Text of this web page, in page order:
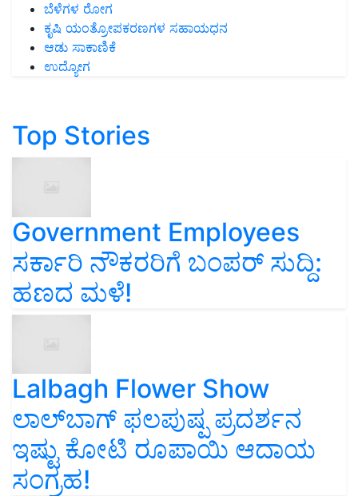
ಬೆಳೆಗಳ ರೋಗ
ಕೃಷಿ ಯಂತ್ರೋಪಕರಣಗಳ ಸಹಾಯಧನ
ಆಡು ಸಾಕಾಣಿಕೆ
ಉದ್ಯೋಗ
Top Stories
Government Employees
ಸರ್ಕಾರಿ ನೌಕರರಿಗೆ ಬಂಪರ್‌ ಸುದ್ದಿ:
ಹಣದ ಮಳೆ!
Lalbagh Flower Show
ಲಾಲ್‌ಬಾಗ್ ಫಲಪುಷ್ಪ ಪ್ರದರ್ಶನ
ಇಷ್ಟು ಕೋಟಿ ರೂಪಾಯಿ ಆದಾಯ
ಸಂಗ್ರಹ!